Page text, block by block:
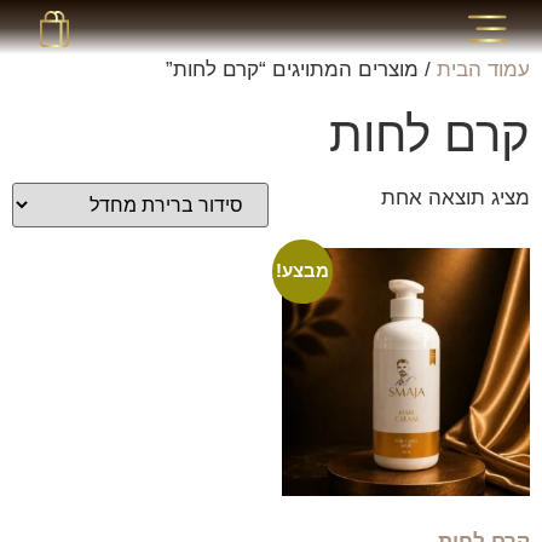
עמוד הבית / מוצרים המתויגים “קרם לחות”
קרם לחות
מציג תוצאה אחת
מבצע!